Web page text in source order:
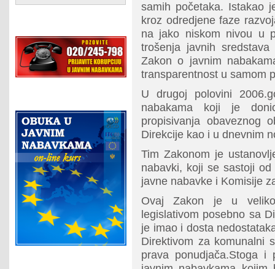
samih početaka. Istakao
kroz odredjene faze
na jako niskom nivou u
trošenja javnih
Zakon o javnim
transparentnost u samom
U drugoj polovini
nabakama koji je
propisivanja obaveznog
Direkcije kao i u dnevnim
Tim Zakonom je
nabavki, koji se sastoji
javne nabavke i Komisije
Ovaj Zakon je u
legislativom posebno sa
je imao i dosta
Direktivom za komunalni
prava ponudjača.Stoga i